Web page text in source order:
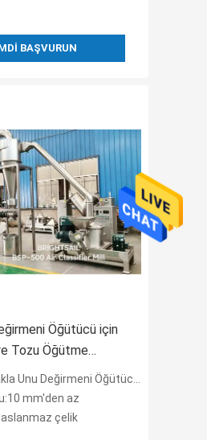
BAŞVURUN
Öğütücü için
Tozu Öğütme
Öğütücü için Geniş Fasulye Tozu Öğütme Ekipmanları
mm'den az
çelik